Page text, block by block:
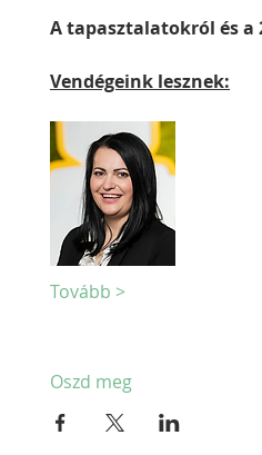
A tapasztalatokról és
Vendégeink lesznek:
Tovább >
Oszd meg